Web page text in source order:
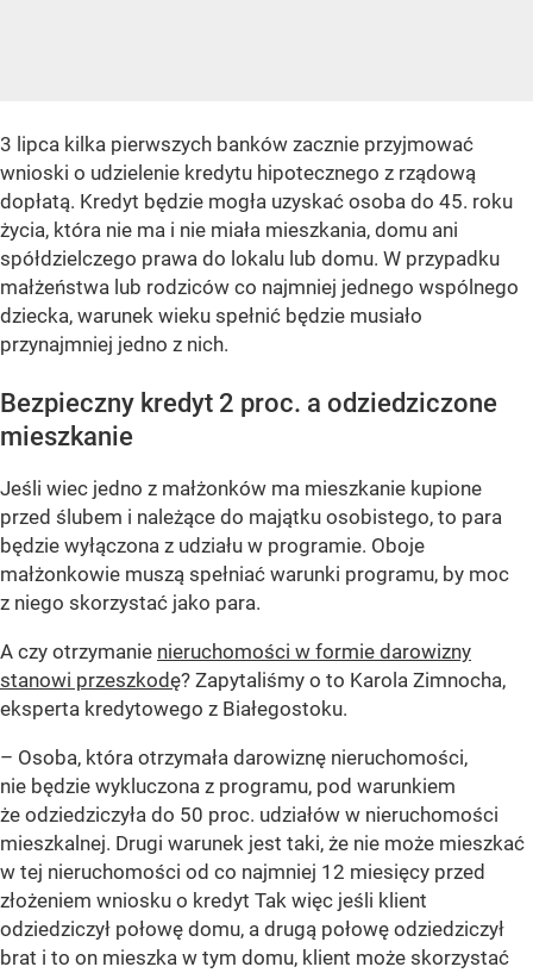
3 lipca kilka pierwszych banków zacznie przyjmować
wnioski o udzielenie kredytu hipotecznego z rządową
dopłatą. Kredyt będzie mogła uzyskać osoba do 45. roku
życia, która nie ma i nie miała mieszkania, domu ani
spółdzielczego prawa do lokalu lub domu. W przypadku
małżeństwa lub rodziców co najmniej jednego wspólnego
dziecka, warunek wieku spełnić będzie musiało
przynajmniej jedno z nich.
Bezpieczny kredyt 2 proc. a odziedziczone
mieszkanie
Jeśli wiec jedno z małżonków ma mieszkanie kupione
przed ślubem i należące do majątku osobistego, to para
będzie wyłączona z udziału w programie. Oboje
małżonkowie muszą spełniać warunki programu, by moc
z niego skorzystać jako para.
A czy otrzymanie nieruchomości w formie darowizny
stanowi przeszkodę? Zapytaliśmy o to Karola Zimnocha,
eksperta kredytowego z Białegostoku.
– Osoba, która otrzymała darowiznę nieruchomości,
nie będzie wykluczona z programu, pod warunkiem
że odziedziczyła do 50 proc. udziałów w nieruchomości
mieszkalnej. Drugi warunek jest taki, że nie może mieszkać
w tej nieruchomości od co najmniej 12 miesięcy przed
złożeniem wniosku o kredyt Tak więc jeśli klient
odziedziczył połowę domu, a drugą połowę odziedziczył
brat i to on mieszka w tym domu, klient może skorzystać